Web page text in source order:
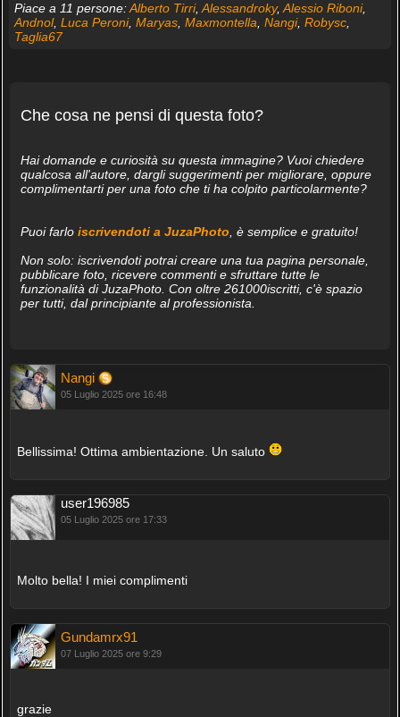
Piace a 11 persone:Alberto Tirri, Alessandroky, Alessio Riboni,
Andnol, Luca Peroni, Maryas, Maxmontella Nangi, Robysc,
Taglia67
Che cosa ne pensi di questa foto?
Hai domande e curiosità su questa immagine? Vuoi chiedere
qualcosa all'autore, dargli suggerimenti per migliorare, oppure
complimentarti per una foto che ti ha colpito particolarmente?
Puoi farlo iscrivendoti a JuzaPhoto , è semplice e gratuito!
Non solo: iscrivendoti potrai creare una tua pagina personale,
pubblicare foto, ricevere commenti e sfruttare tutte le
funzionalità di JuzaPhoto. Con oltre 261000iscritti, c'è spazio
per tutti, dal principiante al professionista.
Nangi
05 Luglio 2025 ore 16:48
Bellissima! Ottima ambientazione. Un saluto
user196985
05 Luglio 2025 ore 17:33
Molto bella! I miei complimenti
Gundamrx91
07 Luglio 2025 ore 9:29
grazie